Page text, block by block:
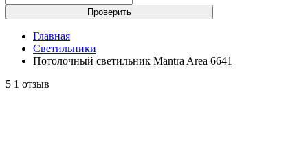
Проверить
Главная
Светильники
Потолочный светильник Mantra Area 6641
5 1 отзыв